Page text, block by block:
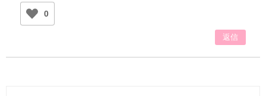
0
返信